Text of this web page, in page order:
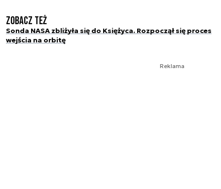
Zobacz też
Sonda NASA zbliżyła się do Księżyca. Rozpoczął się proces
wejścia na orbitę
Reklama